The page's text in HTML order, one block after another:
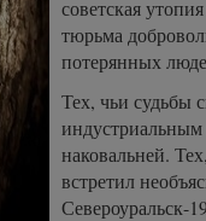
советская
тюрьма
потерянных
Тех, чьи судьбы
наковальней.
встретил
Североуральск-